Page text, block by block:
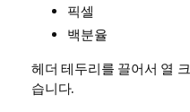
픽셀
백분율
헤더 테두리를 끌어서 열
습니다.